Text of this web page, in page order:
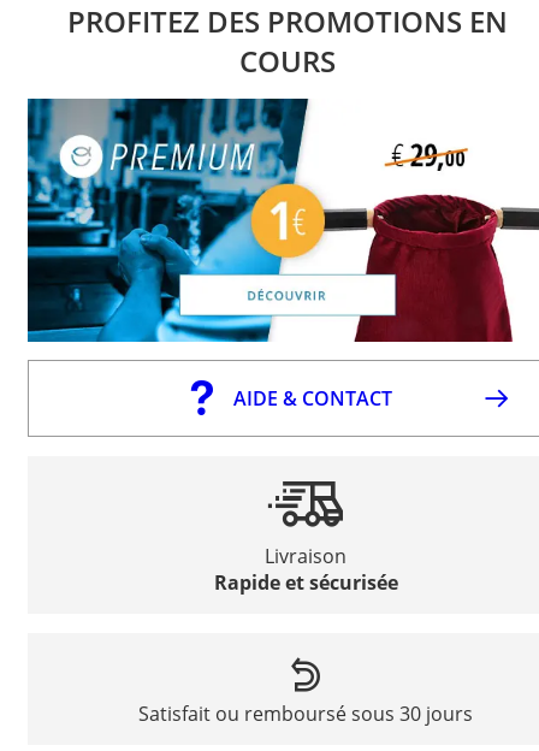
PROFITEZ DES PROMOTIONS EN
COURS
AIDE & CONTACT
Livraison
Rapide et sécurisée
Satisfait ou remboursé sous 30 jours